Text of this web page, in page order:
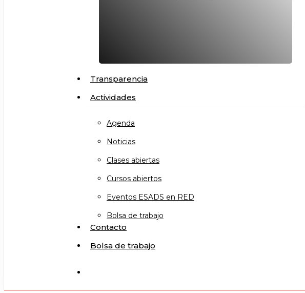
Transparencia
Actividades
Agenda
Noticias
Clases abiertas
Cursos abiertos
Eventos ESADS en RED
Bolsa de trabajo
Contacto
Bolsa de trabajo